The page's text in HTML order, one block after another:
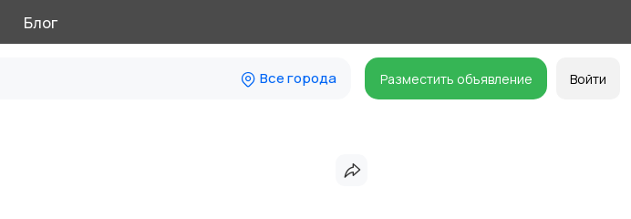
Блог
Все города Разместить объявление Войти